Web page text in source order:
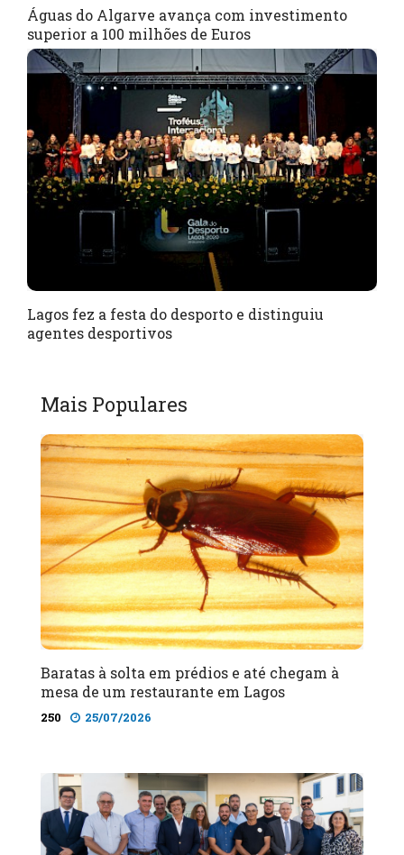
Águas do Algarve avança com investimento
superior a 100 milhões de Euros
Lagos fez a festa do desporto e distinguiu
agentes desportivos
Mais Populares
Baratas à solta em prédios e até chegam à
mesa de um restaurante em Lagos
250 25/07/2026